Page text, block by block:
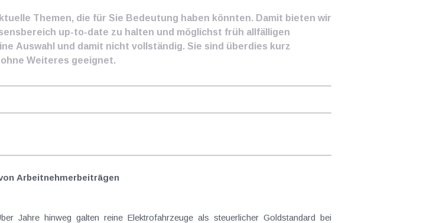
Themen, die für Sie Bedeutung haben könnten. Damit bieten wir
up-to-date zu halten und möglichst früh allfälligen
Auswahl und damit nicht vollständig. Sie sind überdies kurz
Weiteres geeignet.
Arbeitnehmer​­beiträgen